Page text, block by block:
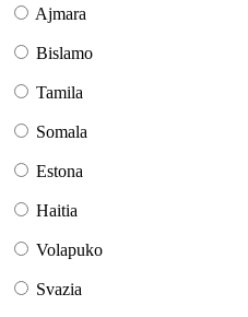
Ajmara
Bislamo
Tamila
Somala
Estona
Haitia
Volapuko
Svazia